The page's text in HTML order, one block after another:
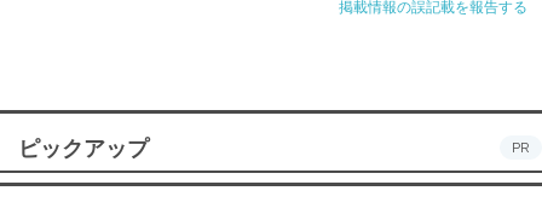
掲載情報の誤記載を報告する
ピックアップ PR